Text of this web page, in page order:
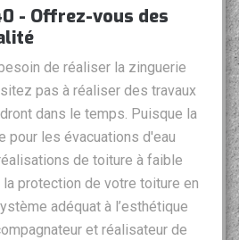
- Offrez-vous des
de réaliser la zinguerie
pas à réaliser des travaux
dans le temps. Puisque la
pour les évacuations d'eau
de toiture à faible
protection de votre toiture en
adéquat à l’esthétique
et réalisateur de